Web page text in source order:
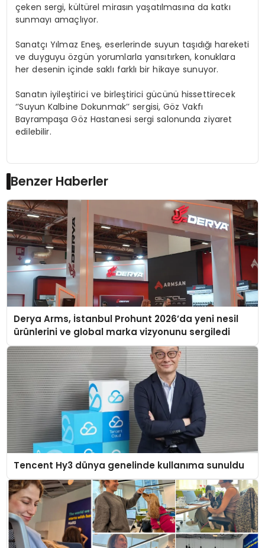
çeken sergi, kültürel mirasın yaşatılmasına da katkı
sunmayı amaçlıyor.
Sanatçı Yılmaz Eneş, eserlerinde suyun taşıdığı hareketi
ve duyguyu özgün yorumlarla yansıtırken, konuklara
her desenin içinde saklı farklı birhikaye sunuyor.
Sanatın iyileştirici ve birleştirici gücünü hissettirecek
‘’Suyun Kalbine Dokunmak’’ sergisi, Göz Vakfı
Bayrampaşa Göz Hastanesi sergi salonunda ziyaret
edilebilir.
Benzer Haberler
Derya Arms, İstanbul Prohunt 2026’da yeni nesil
ürünlerini ve global marka vizyonunu sergiledi
Tencent Hy3 dünya genelinde kullanıma sunuldu